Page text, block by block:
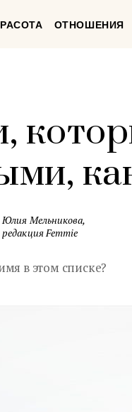
ОТНОШЕНИЯ
Юлия Мельникова,
редакция Femmie
в этом списке?